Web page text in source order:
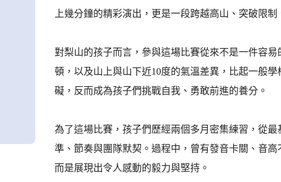
上幾分鐘的精彩演出，更是一段跨越高山、突破限
對梨山的孩子而言，參與這場比賽從來不是一件容
頓，以及山上與山下近10度的氣溫差異，比起一般
礙，反而成為孩子們挑戰自我、勇敢前進的養分。
為了這場比賽，孩子們歷經兩個多月密集練習，從
準、節奏與團隊默契。過程中，曾有發音卡關、音
而是展現出令人感動的毅力與堅持。